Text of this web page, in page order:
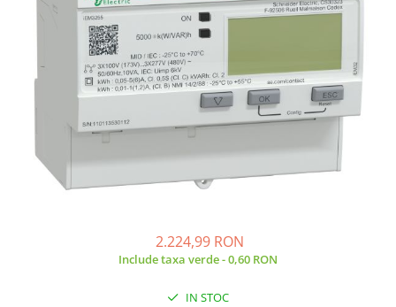
Incarcatoare acumulatori
Panouri fotovoltaice si accesorii
Panouri fotovoltaice
Sisteme prindere panouri
fotovoltaice
Invertoare
Invertoare Hibrid
2.224,99 RON
Include taxa verde - 0,60 RON
IN STOC